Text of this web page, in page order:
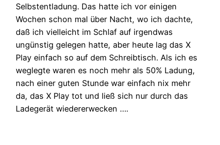
Selbstentladung. Das hatte ich vor einigen
Wochen schon mal über Nacht, wo ich dachte,
daß ich vielleicht im Schlaf auf irgendwas
ungünstig gelegen hatte, aber heute lag das X
Play einfach so auf dem Schreibtisch. Als ich es
weglegte waren es noch mehr als 50% Ladung,
nach einer guten Stunde war einfach nix mehr
da, das X Play tot und ließ sich nur durch das
Ladegerät wiedererwecken ….